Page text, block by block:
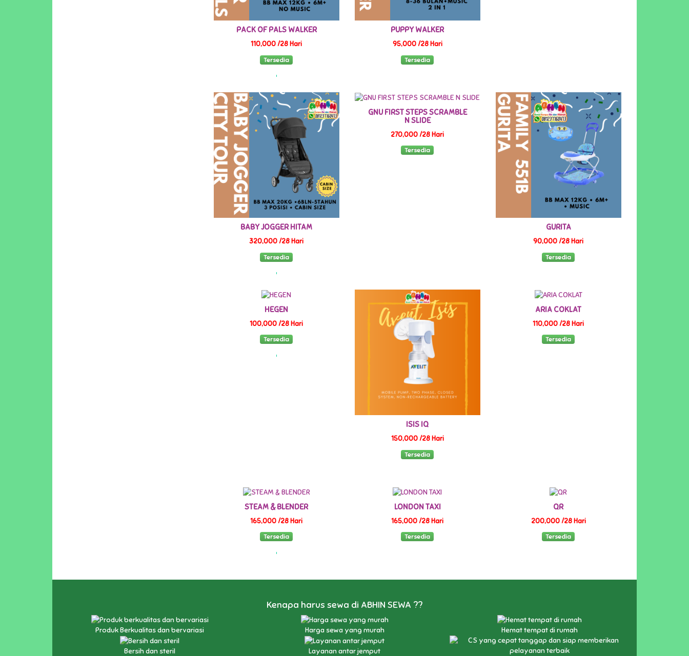
PACK OF PALS WALKER
110,000 /28 Hari
Tersedia
PUPPY WALKER
95,000 /28 Hari
Tersedia
BABY JOGGER HITAM
320,000 /28 Hari
Tersedia
GNU FIRST STEPS SCRAMBLE
N SLIDE
270,000 /28 Hari
Tersedia
GURITA
90,000 /28 Hari
Tersedia
HEGEN
100,000 /28 Hari
Tersedia
ISIS IQ
150,000 /28 Hari
Tersedia
ARIA COKLAT
110,000 /28 Hari
Tersedia
STEAM & BLENDER
165,000 /28 Hari
Tersedia
LONDON TAXI
165,000 /28 Hari
Tersedia
QR
200,000 /28 Hari
Tersedia
Kenapa harus sewa di ABHIN SEWA ??
Produk Berkualitas dan bervariasi Harga sewa yang murah Hemat tempat di rumah
Bersih dan steril
Layanan antar jemput